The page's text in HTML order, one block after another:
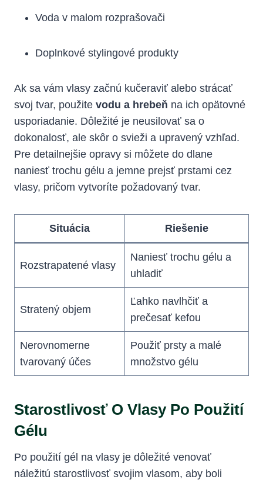
Voda v malom rozprašovači
Doplnkové stylingové produkty
Ak sa vám vlasy začnú kučeraviť alebo strácať
svoj tvar, použite vodu a hrebeň na ich opätovné
usporiadanie. Dôležité je neusilovať sa o
dokonalosť, ale skôr o svieži a upravený vzhľad.
Pre detailnejšie opravy si môžete do dlane
naniesť trochu gélu a jemne prejsť prstami cez
vlasy, pričom vytvoríte požadovaný tvar.
Situácia Riešenie
Rozstrapatené vlasy
Naniesť trochu gélu a
uhladiť
Stratený objem
Ľahko navlhčiť a
prečesať kefou
Nerovnomerne
tvarovaný účes
Použiť prsty a malé
množstvo gélu
Starostlivosť O Vlasy Po Použití
Gélu
Po použití gél na vlasy je dôležité venovať
náležitú starostlivosť svojim vlasom, aby boli